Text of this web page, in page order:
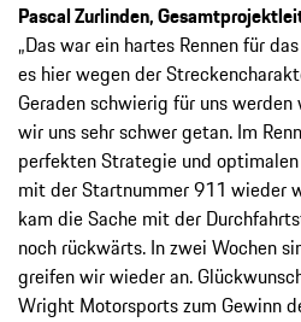
Pascal Zurlinden,
„Das war ein hartes Rennen für
es hier wegen der
Geraden schwierig für uns
wir uns sehr schwer getan. Im
perfekten Strategie und
mit der Startnummer 911 wieder
kam die Sache mit der
noch rückwärts. In zwei Wochen
greifen wir wieder an.
Wright Motorsports zum Gewinn